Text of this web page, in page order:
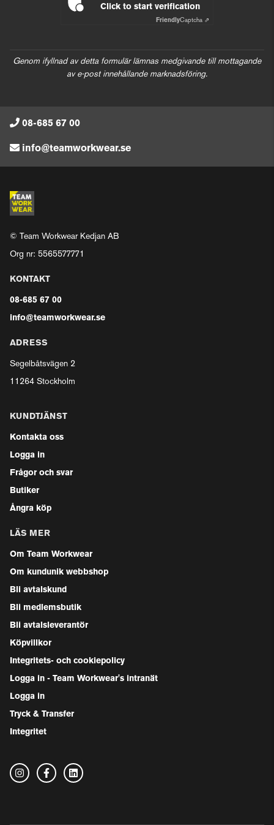
Click to start verification
FriendlyCaptcha ⇗
Genom ifyllnad av detta formulär lämnas medgivande till mottagande
av e-post innehållande marknadsföring.
08-685 67 00
info@teamworkwear.se
© Team Workwear Kedjan AB
Org nr: 5565577771
KONTAKT
08-685 67 00
info@teamworkwear.se
ADRESS
Segelbåtsvägen 2
11264 Stockholm
KUNDTJÄNST
Kontakta oss
Logga in
Frågor och svar
Butiker
Ångra köp
LÄS MER
Om Team Workwear
Om kundunik webbshop
Bli avtalskund
Bli medlemsbutik
Bli avtalsleverantör
Köpvillkor
Integritets- och cookiepolicy
Logga in - Team Workwear's intranät
Logga in
Tryck & Transfer
Integritet